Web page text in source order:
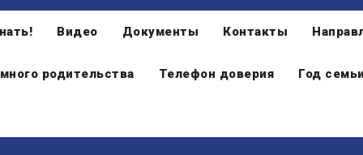
Видео Документы Контакты
родительства Телефон доверия Год